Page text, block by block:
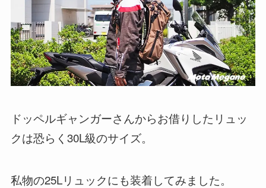
ドッペルギャンガーさんからお借りしたリュッ
クは恐らく30L級のサイズ。
私物の25Lリュックにも装着してみました。